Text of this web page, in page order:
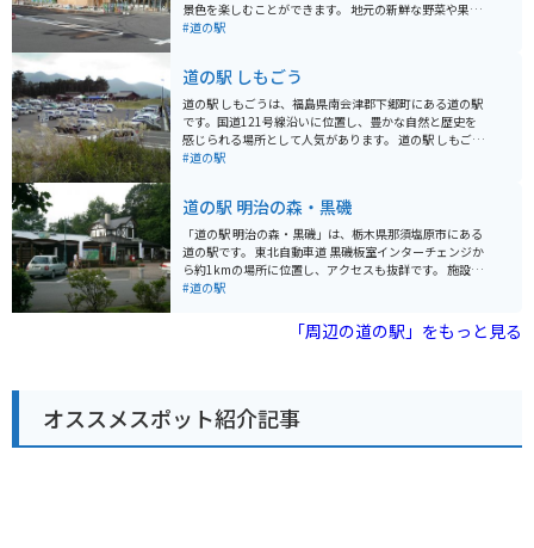
景色を楽しむことができます。 地元の新鮮な野菜や果物
をはじめ、お土産や特産品を販売するショップや、レス
場合、駐車場も広く、休憩場所としても最適です。周辺
には、那須高原の観光スポットがたくさんあるので、ツ
ーリングの拠点としてもおすすめです。 那須高原は、温
泉や遊園地、美術館など、見どころ満載のエリアです。
道の駅 那須高原友愛の森で、情報収集をしてから、観光
#道の駅
道の駅 しもごう
道の駅 しもごうは、福島県南会津郡下郷町にある道の駅
です。国道121号線沿いに位置し、豊かな自然と歴史を
感じられる場所として人気があります。 道の駅 しもごう
には、地元の新鮮な野菜や特産品を販売する直売所や、
気メニューです。また、会津地方の伝統工芸品や民芸品
なども販売しており、お土産探しにも最適です。 バイク
で訪れる場合、道の駅 しもごうは、駐車場が広く、休憩
場所としても最適です。周辺には、観音沼森林公園や塔
のへつりなど、自然豊かな観光スポットも多くありま
ができます。また、塔のへつりは、凝灰岩が侵食されて
寄りください。
#道の駅
道の駅 明治の森・黒磯
「道の駅 明治の森・黒磯」は、栃木県那須塩原市にある
道の駅です。 東北自動車道 黒磯板室インターチェンジか
ら約1kmの場所に位置し、アクセスも抜群です。 施設内
には、地元の新鮮な野菜や果物を販売する農産物直売所
人気なのは、地元産の牛乳を使用したソフトクリームで
美しい自然を楽しむことができる遊歩道などがあり、散
策に最適です。 バイクで訪れる場合、駐車場も広く、休
憩場所としても最適です。 周辺には、温泉やキャンプ場
#道の駅
「周辺の道の駅」をもっと見る
オススメスポット紹介記事